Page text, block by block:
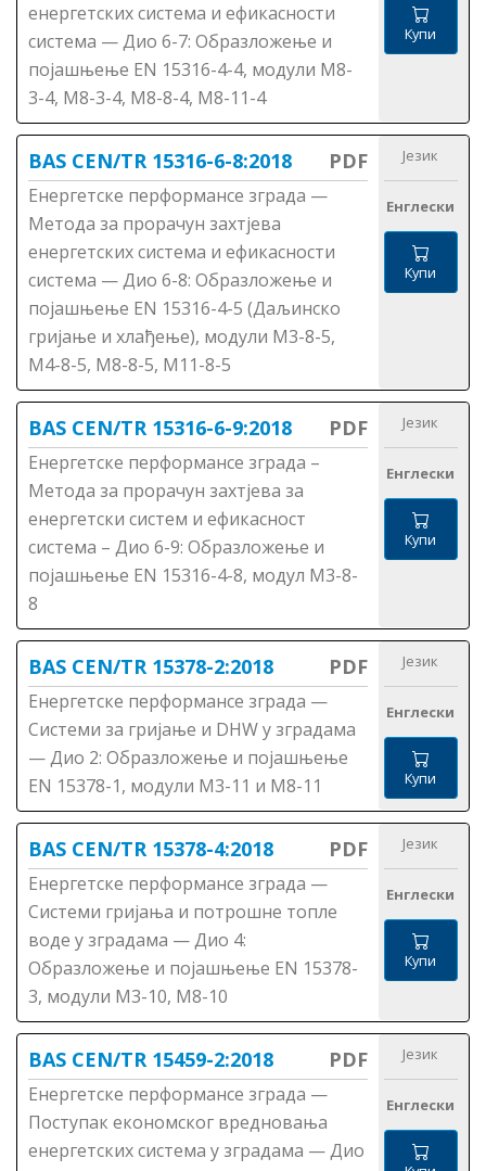
енергетских система и ефикасности
система — Дио 6-7: Образложење и
појашњење ЕN 15316-4-4, модули М8-
3-4, М8-3-4, М8-8-4, М8-11-4
Купи
BAS CEN/TR 15316-6-8:2018 PDF
Енергетске перформансе зграда —
Метода за прорачун захтјева
енергетских система и ефикасности
система — Дио 6-8: Образложење и
појашњење ЕN 15316-4-5 (Даљинско
гријање и хлађење), модули М3-8-5,
М4-8-5, М8-8-5, М11-8-5
Језик
Енглески
Купи
BAS CEN/TR 15316-6-9:2018 PDF
Енергетске перформансе зграда –
Метода за прорачун захтјева за
енергетски систем и ефикасност
система – Дио 6-9: Образложење и
појашњење ЕN 15316-4-8, модул М3-8-
8
Језик
Енглески
Купи
BAS CEN/TR 15378-2:2018 PDF
Енергетске перформансе зграда —
Системи за гријање и DHW у зградама
— Дио 2: Образложење и појашњење
ЕN 15378-1, модули М3-11 и М8-11
Језик
Енглески
Купи
BAS CEN/TR 15378-4:2018 PDF
Енергетске перформансе зграда —
Системи гријања и потрошне топле
воде у зградама — Дио 4:
Образложење и појашњење ЕN 15378-
3, модули М3-10, М8-10
Језик
Енглески
Купи
BAS CEN/TR 15459-2:2018 PDF
Енергетске перформансе зграда —
Поступак економског вредновања
енергетских система у зградама — Дио
Језик
Енглески